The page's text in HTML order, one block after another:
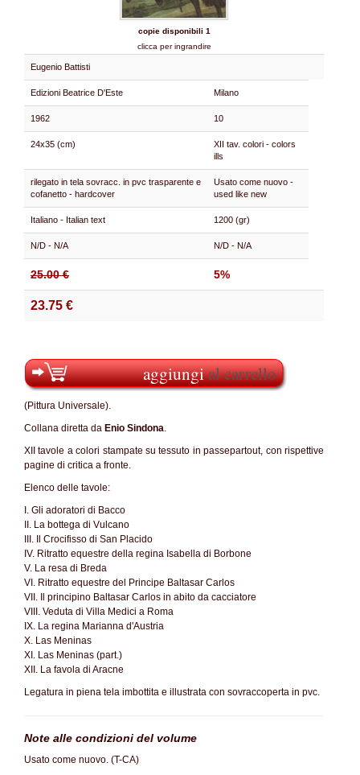
copie disponibili 1
clicca per ingrandire
Eugenio Battisti
Edizioni Beatrice D'Este Milano
1962 10
24x35 (cm)
XII tav. colori - colors
ills
rilegato in tela sovracc. in pvc trasparente e
cofanetto - hardcover
Usato come nuovo -
used like new
Italiano - Italian text 1200 (gr)
N/D - N/A N/D - N/A
25.00 € 5%
23.75 €
aggiungial carrello
(Pittura Universale).
Collana diretta da Enio Sindona.
XII tavole a colori stampate su tessuto in passepartout, con rispettive
pagine di critica a fronte.
Elenco delle tavole:
I. Gli adoratori di Bacco
II. La bottega di Vulcano
III. Il Crocifisso di San Placido
IV. Ritratto equestre della regina Isabella di Borbone
V. La resa di Breda
VI. Ritratto equestre del Principe Baltasar Carlos
VII. Il principino Baltasar Carlos in abito da cacciatore
VIII. Veduta di Villa Medici a Roma
IX. La regina Marianna d'Austria
X. Las Meninas
XI. Las Meninas (part.)
XII. La favola di Aracne
Legatura in piena tela imbottita e illustrata con sovraccoperta in pvc.
Note alle condizioni del volume
Usato come nuovo. (T-CA)